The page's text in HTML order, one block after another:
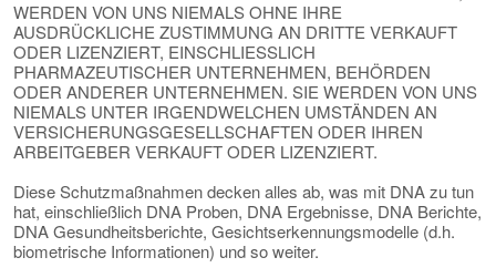
WERDEN VON UNS NIEMALS OHNE IHRE
AUSDRÜCKLICHE ZUSTIMMUNG AN DRITTE VERKAUFT
ODER LIZENZIERT, EINSCHLIESSLICH
PHARMAZEUTISCHER UNTERNEHMEN, BEHÖRDEN
ODER ANDERER UNTERNEHMEN. SIE WERDEN VON UNS
NIEMALS UNTER IRGENDWELCHEN UMSTÄNDEN AN
VERSICHERUNGSGESELLSCHAFTEN ODER IHREN
ARBEITGEBER VERKAUFT ODER LIZENZIERT.
Diese Schutzmaßnahmen decken alles ab, was mit DNA zu tun
hat, einschließlich DNA Proben, DNA Ergebnisse, DNA Berichte,
DNA Gesundheitsberichte, Gesichtserkennungsmodelle (d.h.
biometrische Informationen) und so weiter.